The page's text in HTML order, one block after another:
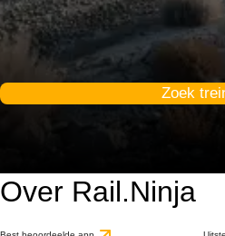
Zoek
Over Rail.Ninja